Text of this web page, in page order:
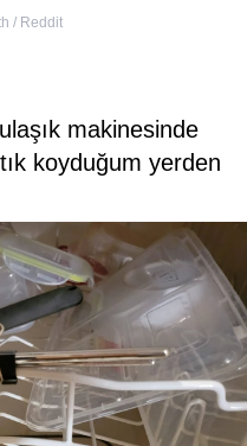
/ Reddit
makinesinde
koyduğum yerden